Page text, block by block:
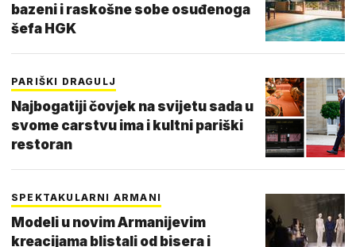
bazeni i raskošne sobe osuđenoga
šefa HGK
PARIŠKI DRAGULJ
Najbogatiji čovjek na svijetu sada u
svome carstvu ima i kultni pariški
restoran
SPEKTAKULARNI ARMANI
Modeli u novim Armanijevim
kreacijama blistali od bisera i